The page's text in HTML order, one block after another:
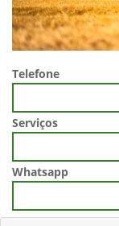
Telefone
Serviços
Whatsapp